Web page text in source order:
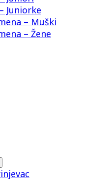
Juniorke
– Muški
– Žene